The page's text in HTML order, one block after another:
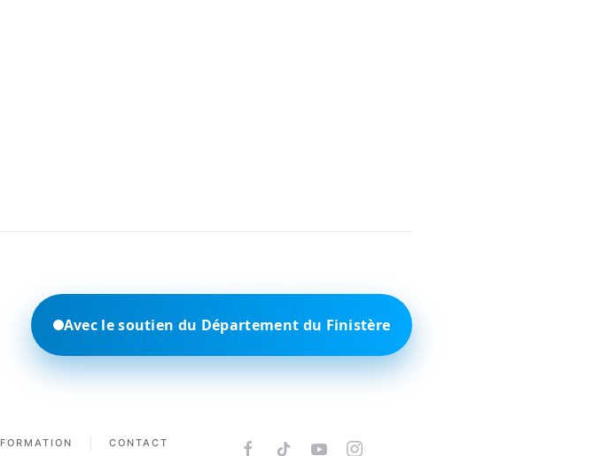
Avec le soutien du Département du Finistère
FORMATION CONTACT